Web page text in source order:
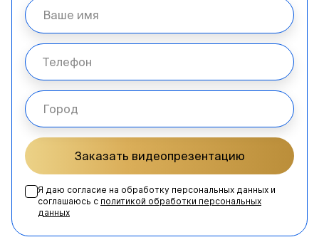
Заказать видеопрезентацию
Я даю согласие на обработку персональных данных и
соглашаюсь с политикой обработки персональных
данных